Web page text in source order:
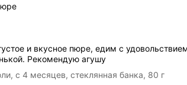
и вкусное пюре, едим с
Рекомендую агушу
с 4 месяцев, стеклянная банка, 80 г